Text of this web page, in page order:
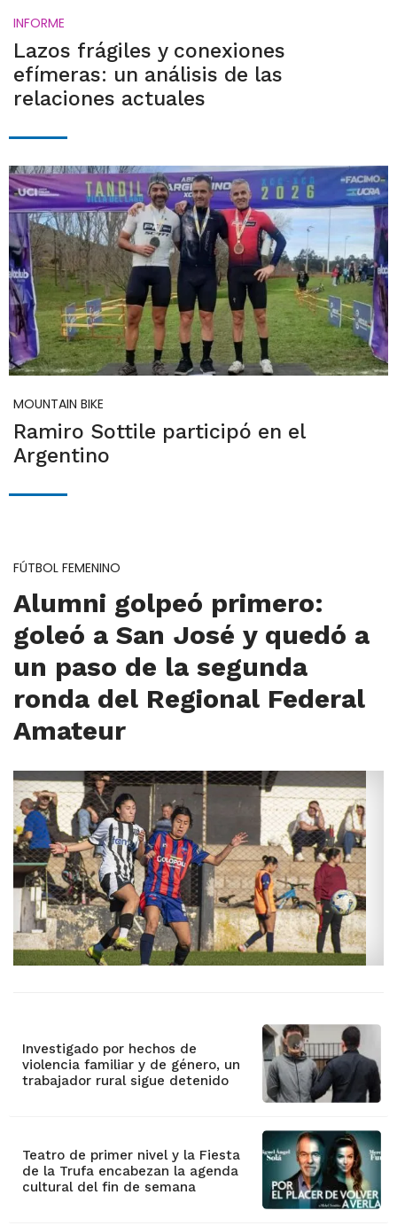
INFORME
Lazos frágiles y conexiones
efímeras: un análisis de las
relaciones actuales
MOUNTAIN BIKE
Ramiro Sottile participó en el
Argentino
FÚTBOL FEMENINO
Alumni golpeó primero:
goleó a San José y quedó a
un paso de la segunda
ronda del Regional Federal
Amateur
Investigado por hechos de
violencia familiar y de género, un
trabajador rural sigue detenido
Teatro de primer nivel y la Fiesta
de la Trufa encabezan la agenda
cultural del fin de semana